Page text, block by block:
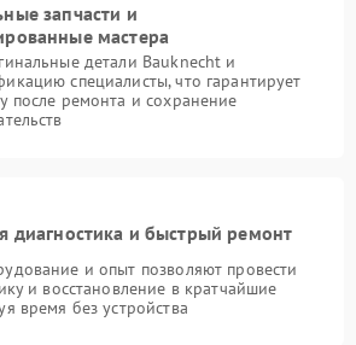
запчасти и
мастера
детали Bauknecht и
специалисты, что гарантирует
после ремонта и сохранение
диагностика и быстрый ремонт
и опыт позволяют провести
и восстановление в кратчайшие
время без устройства